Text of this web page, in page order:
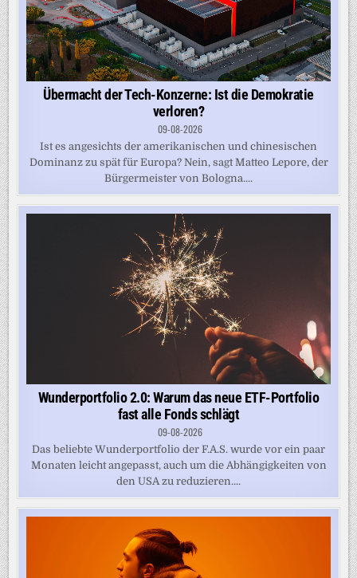
Übermacht der Tech-Konzerne: Ist die Demokratie
verloren?
09-08-2026
Ist es angesichts der amerikanischen und chinesischen
Dominanz zu spät für Europa? Nein, sagt Matteo Lepore, der
Bürgermeister von Bologna....
Wunderportfolio 2.0: Warum das neue ETF-Portfolio
fast alle Fonds schlägt
09-08-2026
Das beliebte Wunderportfolio der F.A.S. wurde vor ein paar
Monaten leicht angepasst, auch um die Abhängigkeiten von
den USA zu reduzieren....